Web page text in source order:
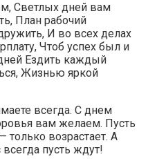
Светлых дней вам
План рабочий
И во всех делах
Чтоб успех был и
Ездить каждый
Жизнью яркой
всегда. С днем
вам желаем. Пусть
только возрастает. А
пусть ждут!